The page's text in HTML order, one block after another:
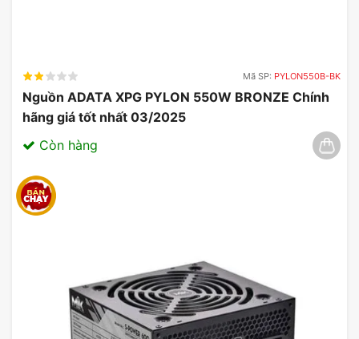
Mã SP: PYLON550B-BK
Nguồn ADATA XPG PYLON 550W BRONZE Chính
hãng giá tốt nhất 03/2025
Còn hàng